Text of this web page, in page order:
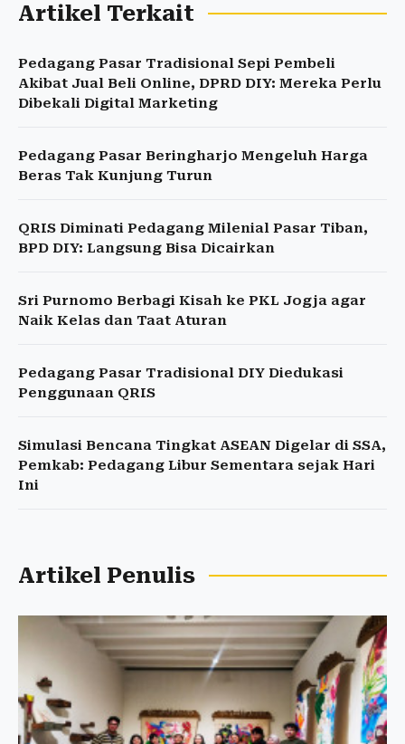
Artikel Terkait
Pedagang Pasar Tradisional Sepi Pembeli
Akibat Jual Beli Online, DPRD DIY: Mereka Perlu
Dibekali Digital Marketing
Pedagang Pasar Beringharjo Mengeluh Harga
Beras Tak Kunjung Turun
QRIS Diminati Pedagang Milenial Pasar Tiban,
BPD DIY: Langsung Bisa Dicairkan
Sri Purnomo Berbagi Kisah ke PKL Jogja agar
Naik Kelas dan Taat Aturan
Pedagang Pasar Tradisional DIY Diedukasi
Penggunaan QRIS
Simulasi Bencana Tingkat ASEAN Digelar di SSA,
Pemkab: Pedagang Libur Sementara sejak Hari
Ini
Artikel Penulis